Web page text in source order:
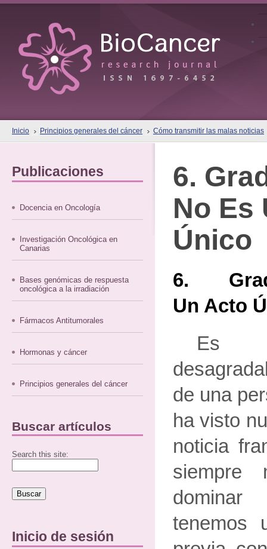
Inicio Principios generales del cáncer Cómo transmitir las malas noticias
Publicaciones
Docencia en Oncología
Investigación Oncológica en
Canarias
Bases genómicas de respuesta
oncológica a la irradiación
Fármacos Antitumorales
Hormonas y cáncer
Principios generales del cáncer
Buscar artículos
Search this site:
Inicio de sesión
6.
No Es
Único
6.
Un Acto
Es
de una
ha visto
noticia
siempre
tenemos